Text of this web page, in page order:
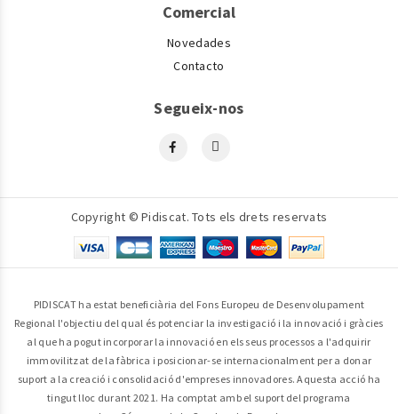
Comercial
Novedades
Contacto
Segueix-nos
Copyright © Pidiscat. Tots els drets reservats
PIDISCAT ha estat beneficiària del Fons Europeu de Desenvolupament
Regional l'objectiu del qual és potenciar la investigació i la innovació i gràcies
al que ha pogut incorporar la innovació en els seus processos a l'adquirir
immovilitzat de la fàbrica i posicionar-se internacionalment per a donar
suport a la creació i consolidació d'empreses innovadores. Aquesta acció ha
tingut lloc durant 2021. Ha comptat amb el suport del programa